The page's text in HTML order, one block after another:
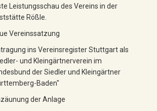
Leistungsschau des Vereins in der
Rößle.
Vereinssatzung
ins Vereinsregister Stuttgart als
und Kleingärtnerverein im
der Siedler und Kleingärtner
Baden"
der Anlage